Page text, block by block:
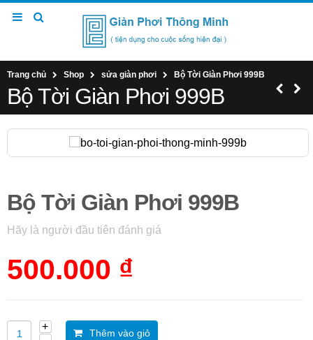
Trang chủ Shop sửa giàn phơi Bộ Tời Giàn Phơi 999B
Bộ Tời Giàn Phơi 999B
Bộ Tời Giàn Phơi 999B
Hãy là người đầu tiên đánh giá
500.000 ₫
Thêm vào giỏ